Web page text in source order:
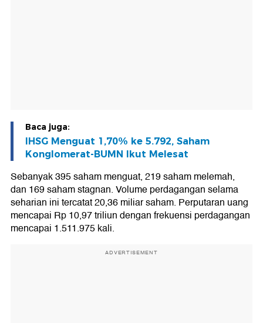
Baca juga:
IHSG Menguat 1,70% ke 5.792, Saham
Konglomerat-BUMN Ikut Melesat
Sebanyak 395 saham menguat, 219 saham melemah,
dan 169 saham stagnan. Volume perdagangan selama
seharian ini tercatat 20,36 miliar saham. Perputaran uang
mencapai Rp 10,97 triliun dengan frekuensi perdagangan
mencapai 1.511.975 kali.
ADVERTISEMENT